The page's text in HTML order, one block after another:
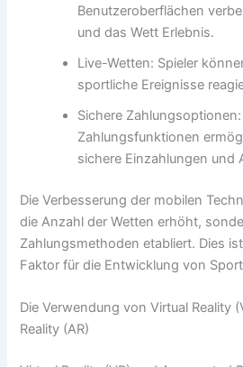
Benutzeroberflächen
und das Wett Erlebnis.
Live-Wetten: Spieler
sportliche Ereignisse
Sichere
Zahlungsfunktionen
sichere Einzahlungen und
Die Verbesserung der mobilen
die Anzahl der Wetten erhöht,
Zahlungsmethoden etabliert. Dies
Faktor für die Entwicklung von
Die Verwendung von Virtual Reality
Reality (AR)